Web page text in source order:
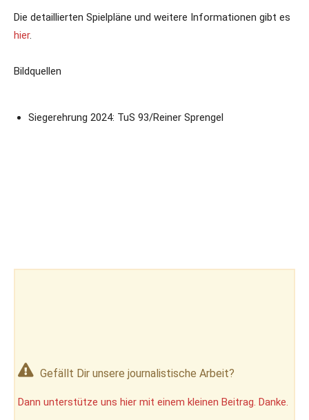
Die detaillierten Spielpläne und weitere Informationen gibt es
hier.
Bildquellen
Siegerehrung 2024: TuS 93/Reiner Sprengel
Gefällt Dir unsere journalistische Arbeit?
Dann unterstütze uns hier mit einem kleinen Beitrag. Danke.